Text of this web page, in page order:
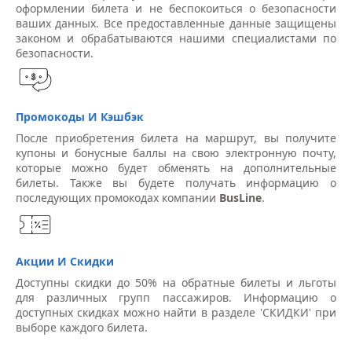
оформлении билета и не беспокоиться о безопасности
ваших данных. Все предоставленные данные защищены
законом и обрабатываются нашими специалистами по
безопасности.
Промокоды И Кэшбэк
После приобретения билета на маршрут, вы получите
купоны и бонусные баллы на свою электронную почту,
которые можно будет обменять на дополнительные
билеты. Также вы будете получать информацию о
последующих промокодах компании BusLine.
Акции И Скидки
Доступны скидки до 50% на обратные билеты и льготы
для различных групп пассажиров. Информацию о
доступных скидках можно найти в разделе 'СКИДКИ' при
выборе каждого билета.